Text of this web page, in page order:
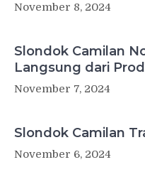
November 8, 2024
Slondok Camilan
Langsung dari
November 7, 2024
Slondok Camilan
November 6, 2024